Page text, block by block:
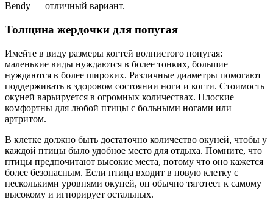
Bendy — отличный вариант.
Толщина жердочки для попугая
Имейте в виду размеры когтей волнистого попугая:
маленькие виды нуждаются в более тонких, большие
нуждаются в более широких. Различные диаметры помогают
поддерживать в здоровом состоянии ноги и когти. Стоимость
окуней варьируется в огромных количествах. Плоские
комфортны для любой птицы с больными ногами или
артритом.
В клетке должно быть достаточно количество окуней, чтобы у
каждой птицы было удобное место для отдыха. Помните, что
птицы предпочитают высокие места, потому что оно кажется
более безопасным. Если птица входит в новую клетку с
несколькими уровнями окуней, он обычно тяготеет к самому
высокому и игнорирует остальных.